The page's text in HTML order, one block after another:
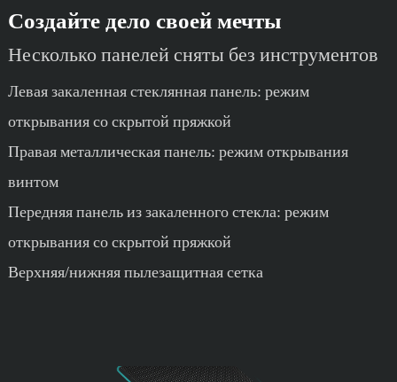
Создайте дело своей мечты
Несколько панелей сняты без инструментов
Левая закаленная стеклянная панель: режим
открывания со скрытой пряжкой
Правая металлическая панель: режим открывания
винтом
Передняя панель из закаленного стекла: режим
открывания со скрытой пряжкой
Верхняя/нижняя пылезащитная сетка